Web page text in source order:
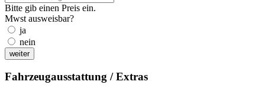
Bitte gib einen Preis ein.
Mwst ausweisbar?
ja
nein
weiter
Fahrzeugausstattung / Extras